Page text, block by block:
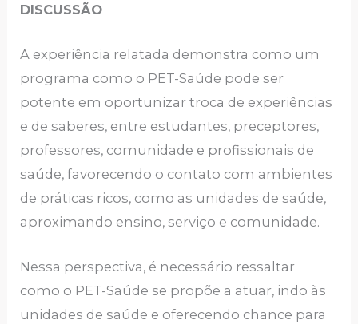
DISCUSSÃO
A experiência relatada demonstra como um
programa como o PET-Saúde pode ser
potente em oportunizar troca de experiências
e de saberes, entre estudantes, preceptores,
professores, comunidade e profissionais de
saúde, favorecendo o contato com ambientes
de práticas ricos, como as unidades de saúde,
aproximando ensino, serviço e comunidade.
Nessa perspectiva, é necessário ressaltar
como o PET-Saúde se propõe a atuar, indo às
unidades de saúde e oferecendo chance para